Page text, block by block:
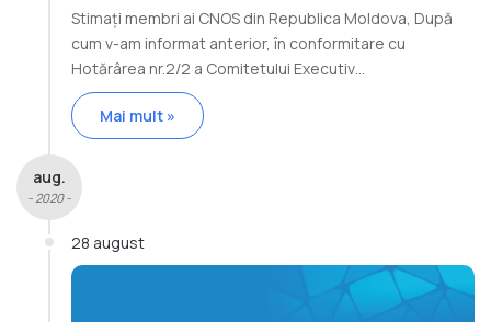
Stimați membri ai CNOS din Republica Moldova, După
cum v-am informat anterior, în conformitare cu
Hotărârea nr.2/2 a Comitetului Executiv…
Mai mult »
aug.
- 2020 -
28 august